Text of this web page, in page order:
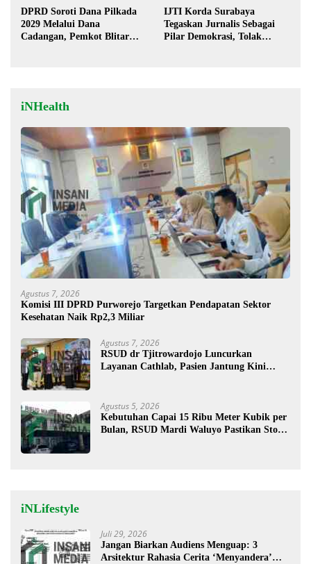
DPRD Soroti Dana Pilkada
2029 Melalui Dana
Cadangan, Pemkot Blitar
IJTI Korda Surabaya
Tegaskan Jurnalis Sebagai
Pilar Demokrasi, Tolak
iNHealth
Agustus 7, 2026
Komisi III DPRD Purworejo Targetkan Pendapatan Sektor
Kesehatan Naik Rp2,3 Miliar
Agustus 7, 2026
RSUD dr Tjitrowardojo Luncurkan
Layanan Cathlab, Pasien Jantung Kini
Agustus 5, 2026
Kebutuhan Capai 15 Ribu Meter Kubik per
Bulan, RSUD Mardi Waluyo Pastikan Stok
iNLifestyle
Juli 29, 2026
Jangan Biarkan Audiens Menguap: 3
Arsitektur Rahasia Cerita ‘Menyandera’